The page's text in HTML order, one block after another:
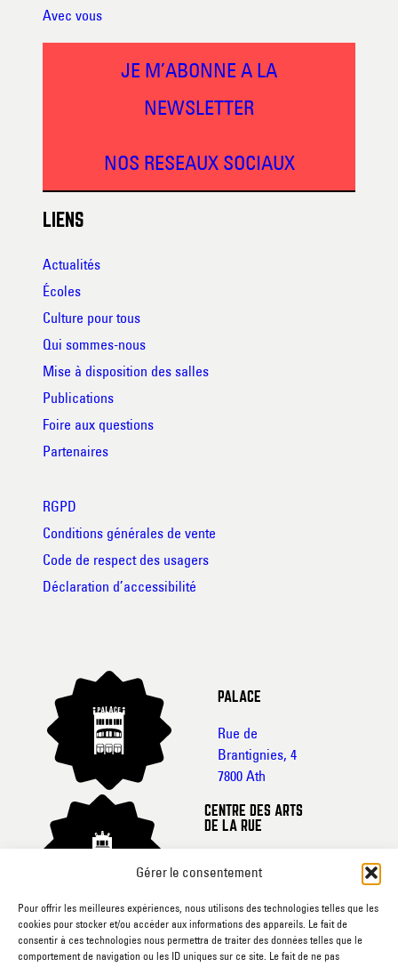
Gérer le consentement
Pour offrir les meilleures expériences, nous utilisons des technologies telles que les
cookies pour stocker et/ou accéder aux informations des appareils. Le fait de
consentir à ces technologies nous permettra de traiter des données telles que le
comportement de navigation ou les ID uniques sur ce site. Le fait de ne pas
Avec vous
JE M’ABONNE A LA
NEWSLETTER
NOS RESEAUX SOCIAUX
LIENS
Actualités
Écoles
Culture pour tous
Qui sommes-nous
Mise à disposition des salles
Publications
Foire aux questions
Partenaires
RGPD
Conditions générales de vente
Code de respect des usagers
Déclaration d’accessibilité
PALACE
Rue de
Brantignies, 4
7800 Ath
CENTRE DES ARTS
DE LA RUE
22
7800 Ath
CINEMA L’ECRAN